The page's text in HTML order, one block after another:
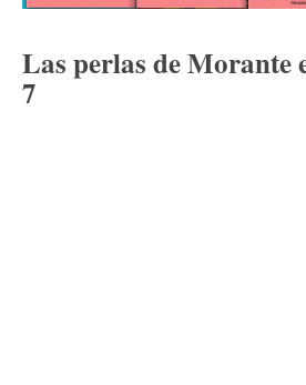
Las perlas de Morante
7